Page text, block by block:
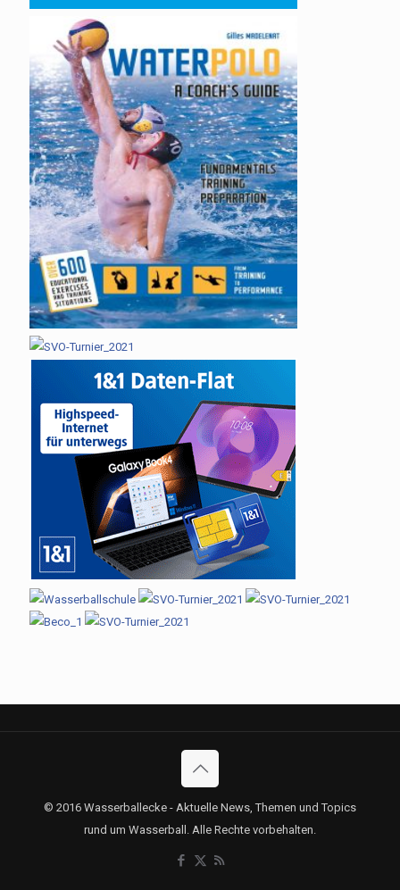
© 2016 Wasserballecke - Aktuelle News, Themen und Topics
rund um Wasserball. Alle Rechte vorbehalten.